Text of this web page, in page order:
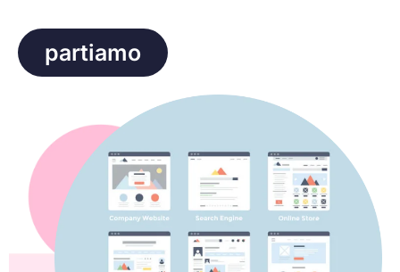
partiamo